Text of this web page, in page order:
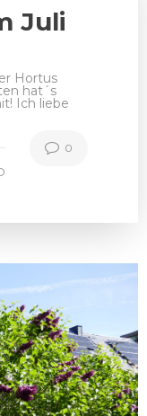
Juli
Hortus
hat´s
Ich liebe
0